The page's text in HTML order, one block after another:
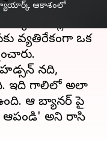
ఆకాశంలో
ఆకాశంలో ఓ
ఇక్కడ బంగ్లాదేశ్‌లో
వ్యతిరేకంగా ఒక
నది,
ఇది గాలిలో అలా
ఆ బ్యానర్ పై
ఆపండి' అని రాసి